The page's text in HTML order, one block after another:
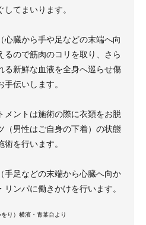
してまいります。
心臓から手や足などの末端へ向
るので筋肉のコリを取り、さら
る新鮮な血液を全身へ巡らせ傷
伝いします。
メントは施術の際に衣類をお脱
（男性はご自身の下着）の状態
を行います。
手足などの末端から心臓へ向か
リンパに働きかけを行います。
り）横濱・青葉台より